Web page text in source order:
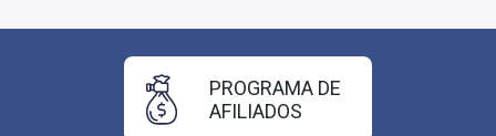
PROGRAMA DE
AFILIADOS